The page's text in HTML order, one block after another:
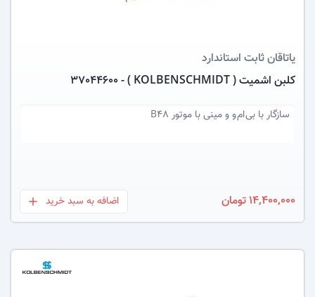
یاتاقان ثابت استاندارد
کلبن اشمیت ( KOLBENSCHMIDT ) - 37044600
سازگار با بی ام و و مینی با موتور B48
14,400,000 تومان بعلاوه
اضافه به سبد خرید